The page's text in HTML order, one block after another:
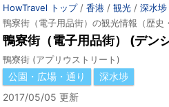
HowTravel トップ/ 香港 / 観光 / 深水埗
鴨寮街（電子用品街）の観光情報（歴史
鴨寮街（電子用品街） (デン
鴨寮街 (アプリウストリート)
公園・広場・通り
深水埗
2017/05/05 更新